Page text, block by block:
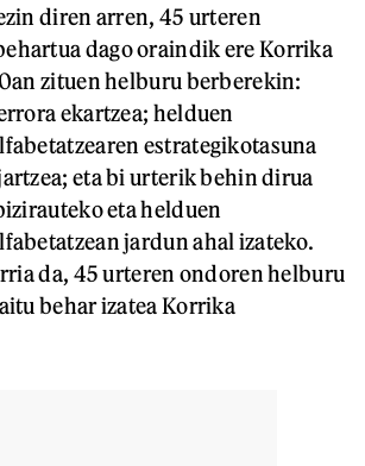
diren arren, 45 urteren
dago oraindik ere Korrika
zituen helburu berberekin:
ekartzea; helduen
estrategikotasuna
eta bi urterik behin dirua
eta helduen
jardun ahal izateko.
da, 45 urteren ondoren helburu
behar izatea Korrika